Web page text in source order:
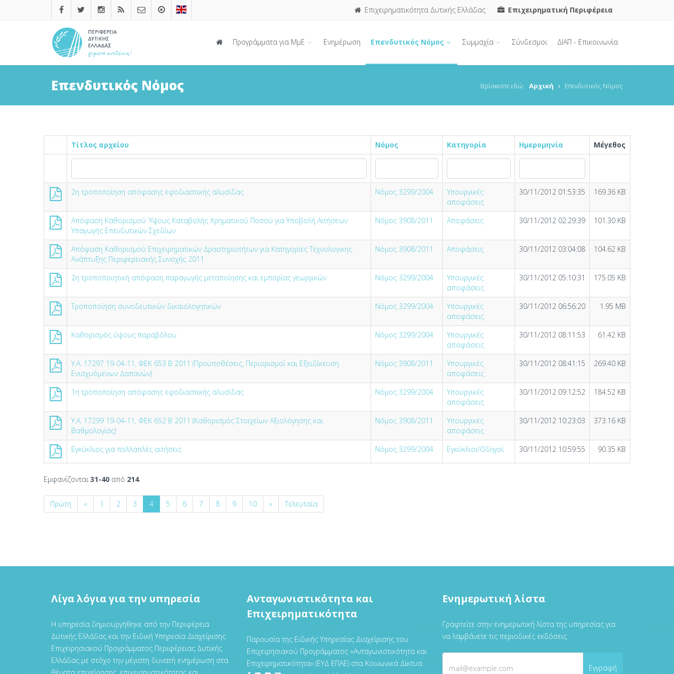
Επιχειρηματικότητα Δυτικής Ελλάδας Επιχειρηματική Περιφέρεια
Προγράμματα για ΜμΕ Ενημέρωση Επενδυτικός Νόμος Συμμαχία Σύνδεσμοι ΔΙΑΠ - Επικοινωνία
Επενδυτικός Νόμος Βρίσκεστε εδώ: Αρχική Επενδυτικός Νόμος
Τίτλος αρχείου Νόμος Κατηγορία Ημερομηνία Μέγεθος
2η τροποποίηση απόφασης εφοδιαστικής αλυσίδας Νόμος 3299/2004
Υπουργικές
αποφάσεις
30/11/2012 01:53:35 169.36 KB
Απόφαση Καθορισμού Ύψους Καταβολής Χρηματικού Ποσού για Υποβολή Αιτήσεων
Υπαγωγής Επενδυτικών Σχεδίων
Νόμος 3908/2011 Αποφάσεις 30/11/2012 02:29:39 101.30 KB
Απόφαση Καθορισμού Επιχειρηματικών Δραστηριοτήτων για Κατηγορίες Τεχνολογικης
Ανάπτυξης Περιφερειακής Συνοχής 2011
Νόμος 3908/2011 Αποφάσεις 30/11/2012 03:04:08 104.62 KB
2η τροποποιητική απόφαση παραγωγής μεταποίησης και εμπορίας γεωργικών Νόμος 3299/2004
Υπουργικές
αποφάσεις
30/11/2012 05:10:31 175.05 KB
Τροποποίηση συνοδευτικών δικαιολογητικών Νόμος 3299/2004
Υπουργικές
αποφάσεις
30/11/2012 06:56:20 1.95 MB
Καθορισμός ύψους παραβόλου Νόμος 3299/2004
Υπουργικές
αποφάσεις
30/11/2012 08:11:53 61.42 KB
Υ.Α. 17297 19-04-11, ΦΕΚ 653 Β 2011 (Προϋποθέσεις, Περιορισμοί και Εξειδίκευση
Ενισχυόμενων Δαπανών)
Νόμος 3908/2011
Υπουργικές
αποφάσεις
30/11/2012 08:41:15 269.40 KB
1η τροποποίηση απόφασης εφοδιαστικής αλυσίδας Νόμος 3299/2004
Υπουργικές
αποφάσεις
30/11/2012 09:12:52 184.52 KB
Υ.Α. 17299 19-04-11, ΦΕΚ 652 Β 2011 (Καθορισμός Στοιχείων Αξιολόγησης και
Βαθμολογίας)
Νόμος 3908/2011
Υπουργικές
αποφάσεις
30/11/2012 10:23:03 373.16 KB
Εγκύκλιος για πολλαπλές αιτήσεις Νόμος 3299/2004 Εγκύκλιοι/Οδηγοί 30/11/2012 10:59:55 90.35 KB
Εμφανίζονται 31-40 από 214.
Πρώτη « 1 2 3 4 5 6 7 8 9 10 » Τελευταία
Λίγα λόγια για την υπηρεσία
Η υπηρεσία δημιουργήθηκε από την Περιφέρεια
Δυτικής Ελλάδας και την Ειδική Υπηρεσία Διαχείρισης
Επιχειρησιακού Προγράμματος Περιφέρειας Δυτικής
Ελλάδας με στόχο την μέγιστη δυνατή ενημέρωση στα
Ανταγωνιστικότητα και
Επιχειρηματικότητα
Παρουσία της Ειδικής Υπηρεσίας Διαχείρισης του
Επιχειρησιακού Προγράμματος «Ανταγωνιστικότητα και
Επιχειρηματικότητα» (ΕΥΔ ΕΠΑΕ) στα Κοινωνικά Δίκτυα
Ενημερωτική λίστα
Γραφτείτε στην ενημερωτική λίστα της υπηρεσίας για
να λαμβάνετε τις περιοδικές εκδόσεις